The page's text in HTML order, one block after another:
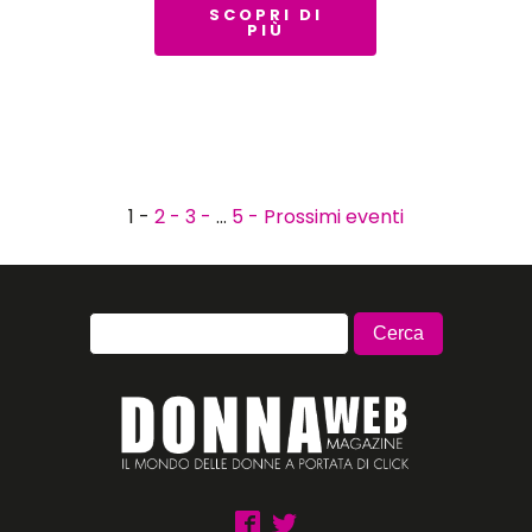
SCOPRI DI
PIÙ
1 - 2 - 3 - … 5 - Prossimi eventi